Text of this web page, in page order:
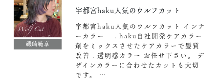
磯崎範享
宇都宮haku人気のウルフカット
宇都宮haku人気のウルフカット インナ
ーカラー . haku自社開発ケアカラー
剤をミックスさせたケアカラーで髪質
改善 . 透明感カラー お任せ下さい。 デ
ザインカラーに合わせたカットも大切
です。 …